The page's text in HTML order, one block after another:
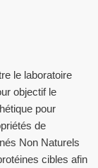
le laboratoire
objectif le
pour
de
Non Naturels
cibles afin